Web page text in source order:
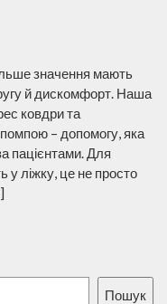
значення мають
й дискомфорт. Наша
ковдри та
– допомогу, яка
пацієнтами. Для
у ліжку, це не просто
Пошук